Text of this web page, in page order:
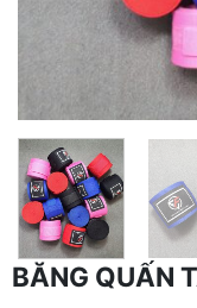
BĂNG QUẤN